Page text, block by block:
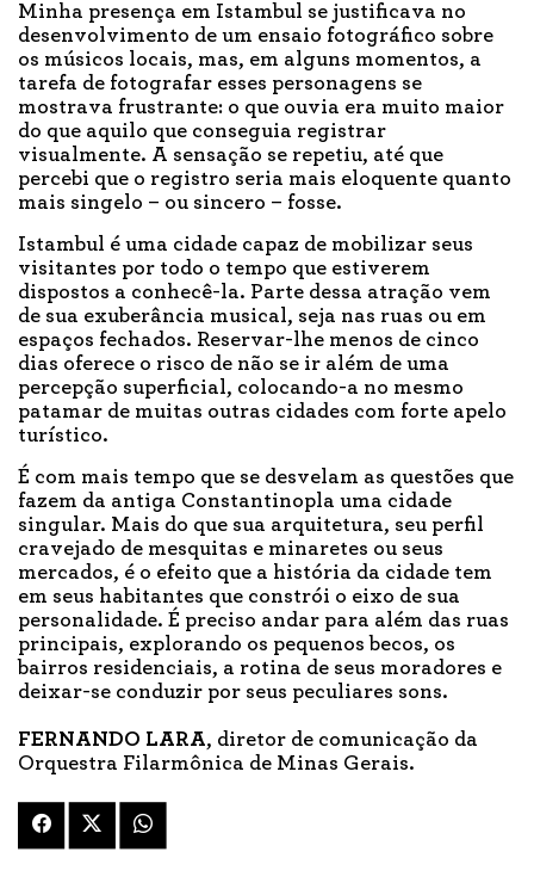
Minha presença em Istambul se justificava no
desenvolvimento de um ensaio fotográfico sobre
os músicos locais, mas, em alguns momentos, a
tarefa de fotografar esses personagens se
mostrava frustrante: o que ouvia era muito maior
do que aquilo que conseguia registrar
visualmente. A sensação se repetiu, até que
percebi que o registro seria mais eloquente quanto
mais singelo – ou sincero – fosse.
Istambul é uma cidade capaz de mobilizar seus
visitantes por todo o tempo que estiverem
dispostos a conhecê-la. Parte dessa atração vem
de sua exuberância musical, seja nas ruas ou em
espaços fechados. Reservar-lhe menos de cinco
dias oferece o risco de não se ir além de uma
percepção superficial, colocando-a no mesmo
patamar de muitas outras cidades com forte apelo
turístico.
É com mais tempo que se desvelam as questões que
fazem da antiga Constantinopla uma cidade
singular. Mais do que sua arquitetura, seu perfil
cravejado de mesquitas e minaretes ou seus
mercados, é o efeito que a história da cidade tem
em seus habitantes que constrói o eixo de sua
personalidade. É preciso andar para além das ruas
principais, explorando os pequenos becos, os
bairros residenciais, a rotina de seus moradores e
deixar-se conduzir por seus peculiares sons.
FERNANDO LARA, diretor de comunicação da
Orquestra Filarmônica de Minas Gerais.